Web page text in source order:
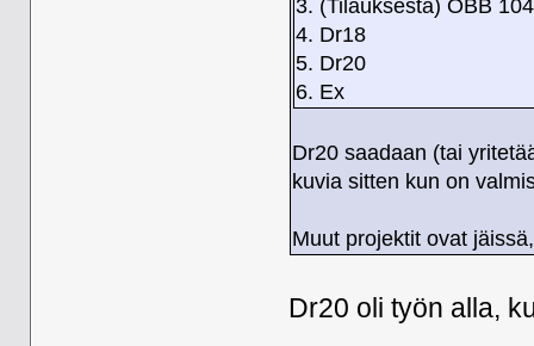
3. (Tilauksesta) ÖBB
4. Dr18
5. Dr20
6. Ex
Dr20 saadaan (tai
kuvia sitten kun on
Muut projektit ovat
Dr20 oli työn alla,